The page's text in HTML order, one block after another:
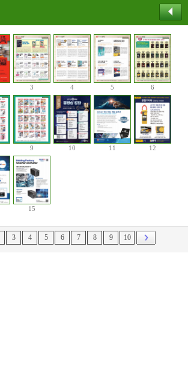
3 4 5 6
9 10 11 12
15
3 4 5 6 7 8 9 10